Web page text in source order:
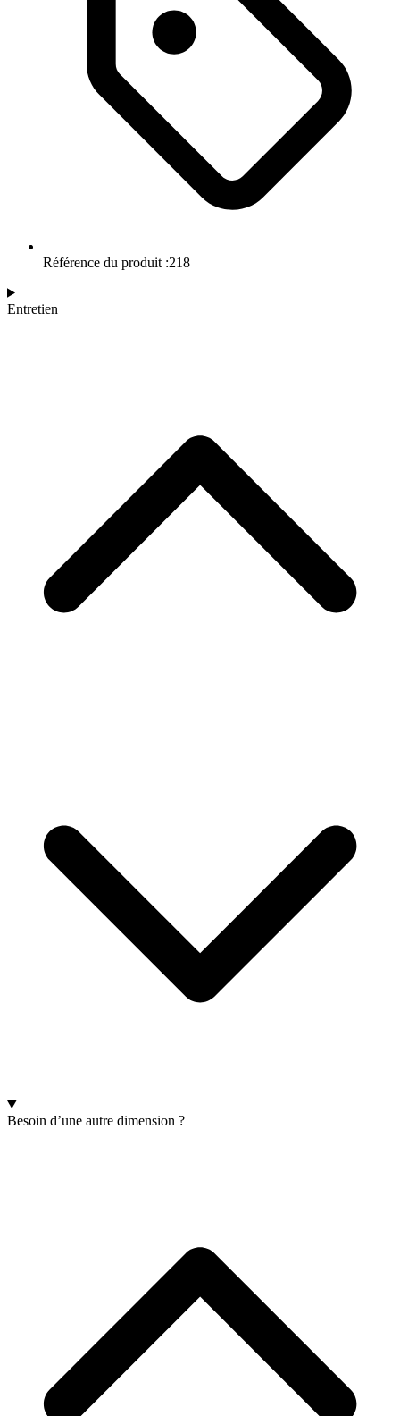
Référence du produit :218
Entretien
Besoin d’une autre dimension ?